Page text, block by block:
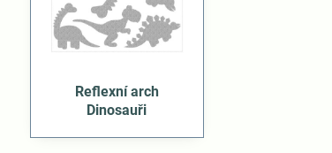
Reflexní arch
Dinosauři